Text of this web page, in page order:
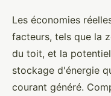
Les économies
facteurs, tels que la
du toit, et la
stockage d'énergie
courant généré.